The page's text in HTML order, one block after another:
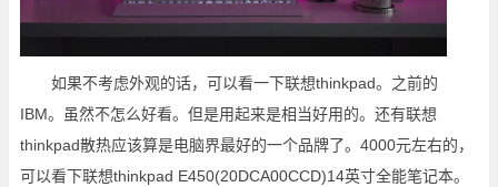
如果不考虑外观的话，可以看一下联想thinkpad。之前的
IBM。虽然不怎么好看。但是用起来是相当好用的。还有联想
thinkpad散热应该算是电脑界最好的一个品牌了。4000元左右的，
可以看下联想thinkpad E450(20DCA00CCD)14英寸全能笔记本。